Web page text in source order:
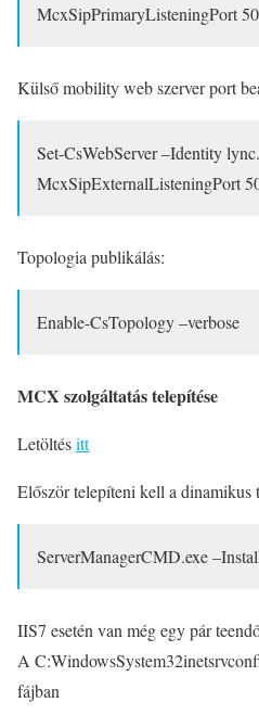
McxSipPrimaryListeningPort
Külső mobility web szerver port
Set-CsWebServer –Identity
McxSipExternalListeningPort
Topologia publikálás:
Enable-CsTopology –verbose
MCX szolgáltatás telepítése
Letöltésitt
Először telepíteni kell a dinamikus
ServerManagerCMD.exe
IIS7 esetén van még egy pár
A
fájban